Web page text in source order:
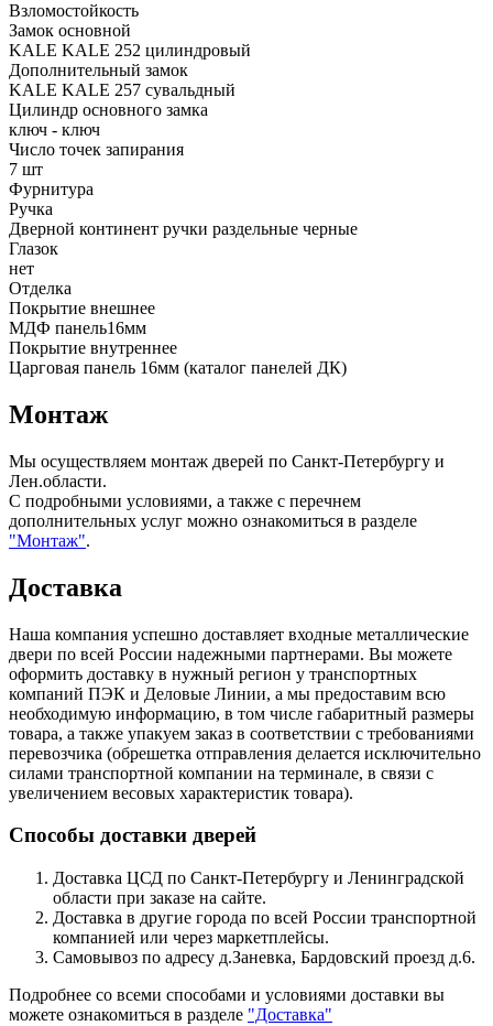
Взломостойкость
Замок основной
KALE KALE 252 цилиндровый
Дополнительный замок
KALE KALE 257 сувальдный
Цилиндр основного замка
ключ - ключ
Число точек запирания
7 шт
Фурнитура
Ручка
Дверной континент ручки раздельные черные
Глазок
нет
Отделка
Покрытие внешнее
МДФ панель16мм
Покрытие внутреннее
Царговая панель 16мм (каталог панелей ДК)
Монтаж
Мы осуществляем монтаж дверей по Санкт-Петербургу и
Лен.области.
С подробными условиями, а также с перечнем
дополнительных услуг можно ознакомиться в разделе
"Монтаж".
Доставка
Наша компания успешно доставляет входные металлические
двери по всей России надежными партнерами. Вы можете
оформить доставку в нужный регион у транспортных
компаний ПЭК и Деловые Линии, а мы предоставим всю
необходимую информацию, в том числе габаритный размеры
товара, а также упакуем заказ в соответствии с требованиями
перевозчика (обрешетка отправления делается исключительно
силами транспортной компании на терминале, в связи с
увеличением весовых характеристик товара).
Способы доставки дверей
Доставка ЦСД по Санкт-Петербургу и Ленинградской
области при заказе на сайте.
Доставка в другие города по всей России транспортной
компанией или через маркетплейсы.
Самовывоз по адресу д.Заневка, Бардовский проезд д.6.
Подробнее со всеми способами и условиями доставки вы
можете ознакомиться в разделе "Доставка"